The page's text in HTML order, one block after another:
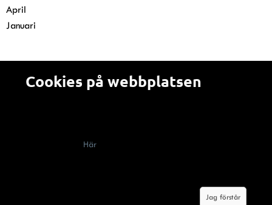
April
Januari
Cookies på webbplatsen
Här
Jag förstår